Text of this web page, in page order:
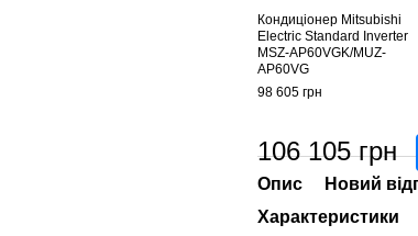
Кондиціонер Mitsubishi
Electric Standard Inverter
MSZ-AP60VGK/MUZ-
AP60VG
98 605 грн
106 105 грн
Опис
Новий
Характеристики